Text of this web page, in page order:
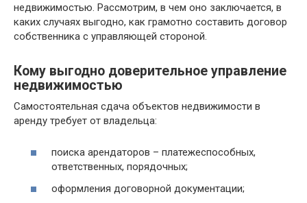
недвижимостью. Рассмотрим, в чем оно заключается, в
каких случаях выгодно, как грамотно составить договор
собственника с управляющей стороной.
Кому выгодно доверительное управление
недвижимостью
Самостоятельная сдача объектов недвижимости в
аренду требует от владельца:
поиска арендаторов – платежеспособных,
ответственных, порядочных;
оформления договорной документации;